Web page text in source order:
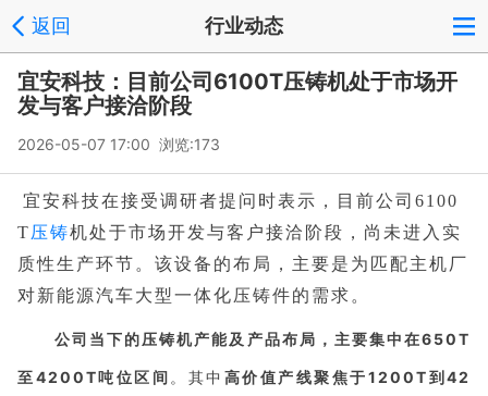
返回 行业动态
宜安科技：目前公司6100T压铸机处于市场开
发与客户接洽阶段
2026-05-07 17:00 浏览:173
宜安科技在接受调研者提问时表示，目前公司6100
T压铸机处于市场开发与客户接洽阶段，尚未进入实
质性生产环节。该设备的布局，主要是为匹配主机厂
对新能源汽车大型一体化压铸件的需求。
公司当下的压铸机产能及产品布局，主要集中在650T
至4200T吨位区间 。其中 高价值产线聚焦于1200T到42